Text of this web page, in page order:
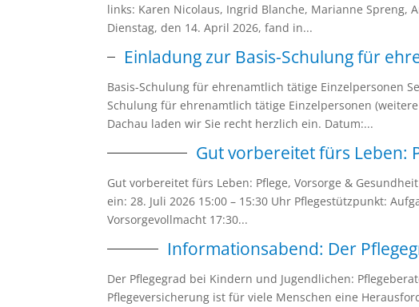
links: Karen Nicolaus, Ingrid Blanche, Marianne Spreng,
Dienstag, den 14. April 2026, fand in...
Einladung zur Basis-Schulung für
Basis-Schulung für ehrenamtlich tätige Einzelpersonen
Schulung für ehrenamtlich tätige Einzelpersonen
Dachau laden wir Sie recht herzlich ein. Datum:...
Gut vorbereitet fürs Leben:
Gut vorbereitet fürs Leben: Pflege, Vorsorge &
ein: 28. Juli 2026 15:00 – 15:30 Uhr Pflegestützpunkt:
Vorsorgevollmacht 17:30...
Informationsabend: Der
Der Pflegegrad bei Kindern und Jugendlichen:
Pflegeversicherung ist für viele Menschen eine